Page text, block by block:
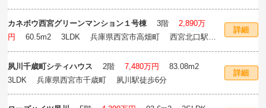
カネボウ西宮グリーンマンション１号棟 3階2,890万
円
60.5m2 3LDK 兵庫県西宮市高畑町 西宮北口駅徒
歩11分
詳細
夙川千歳町シティハウス 2階7,480万円 83.08m2
3LDK 兵庫県西宮市千歳町 夙川駅徒歩6分
詳細